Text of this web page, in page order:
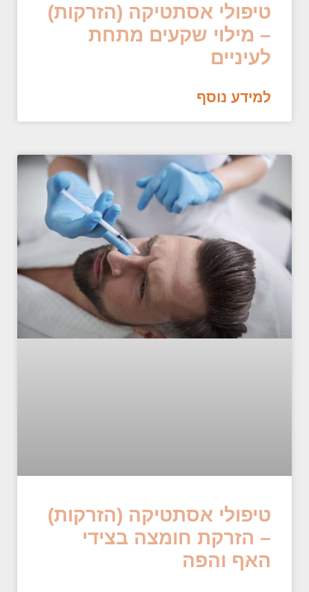
טיפולי אסתטיקה (הזרקות)
– מילוי שקעים מתחת
לעיניים
למידע נוסף
טיפולי אסתטיקה (הזרקות)
– הזרקת חומצה בצידי
האף והפה